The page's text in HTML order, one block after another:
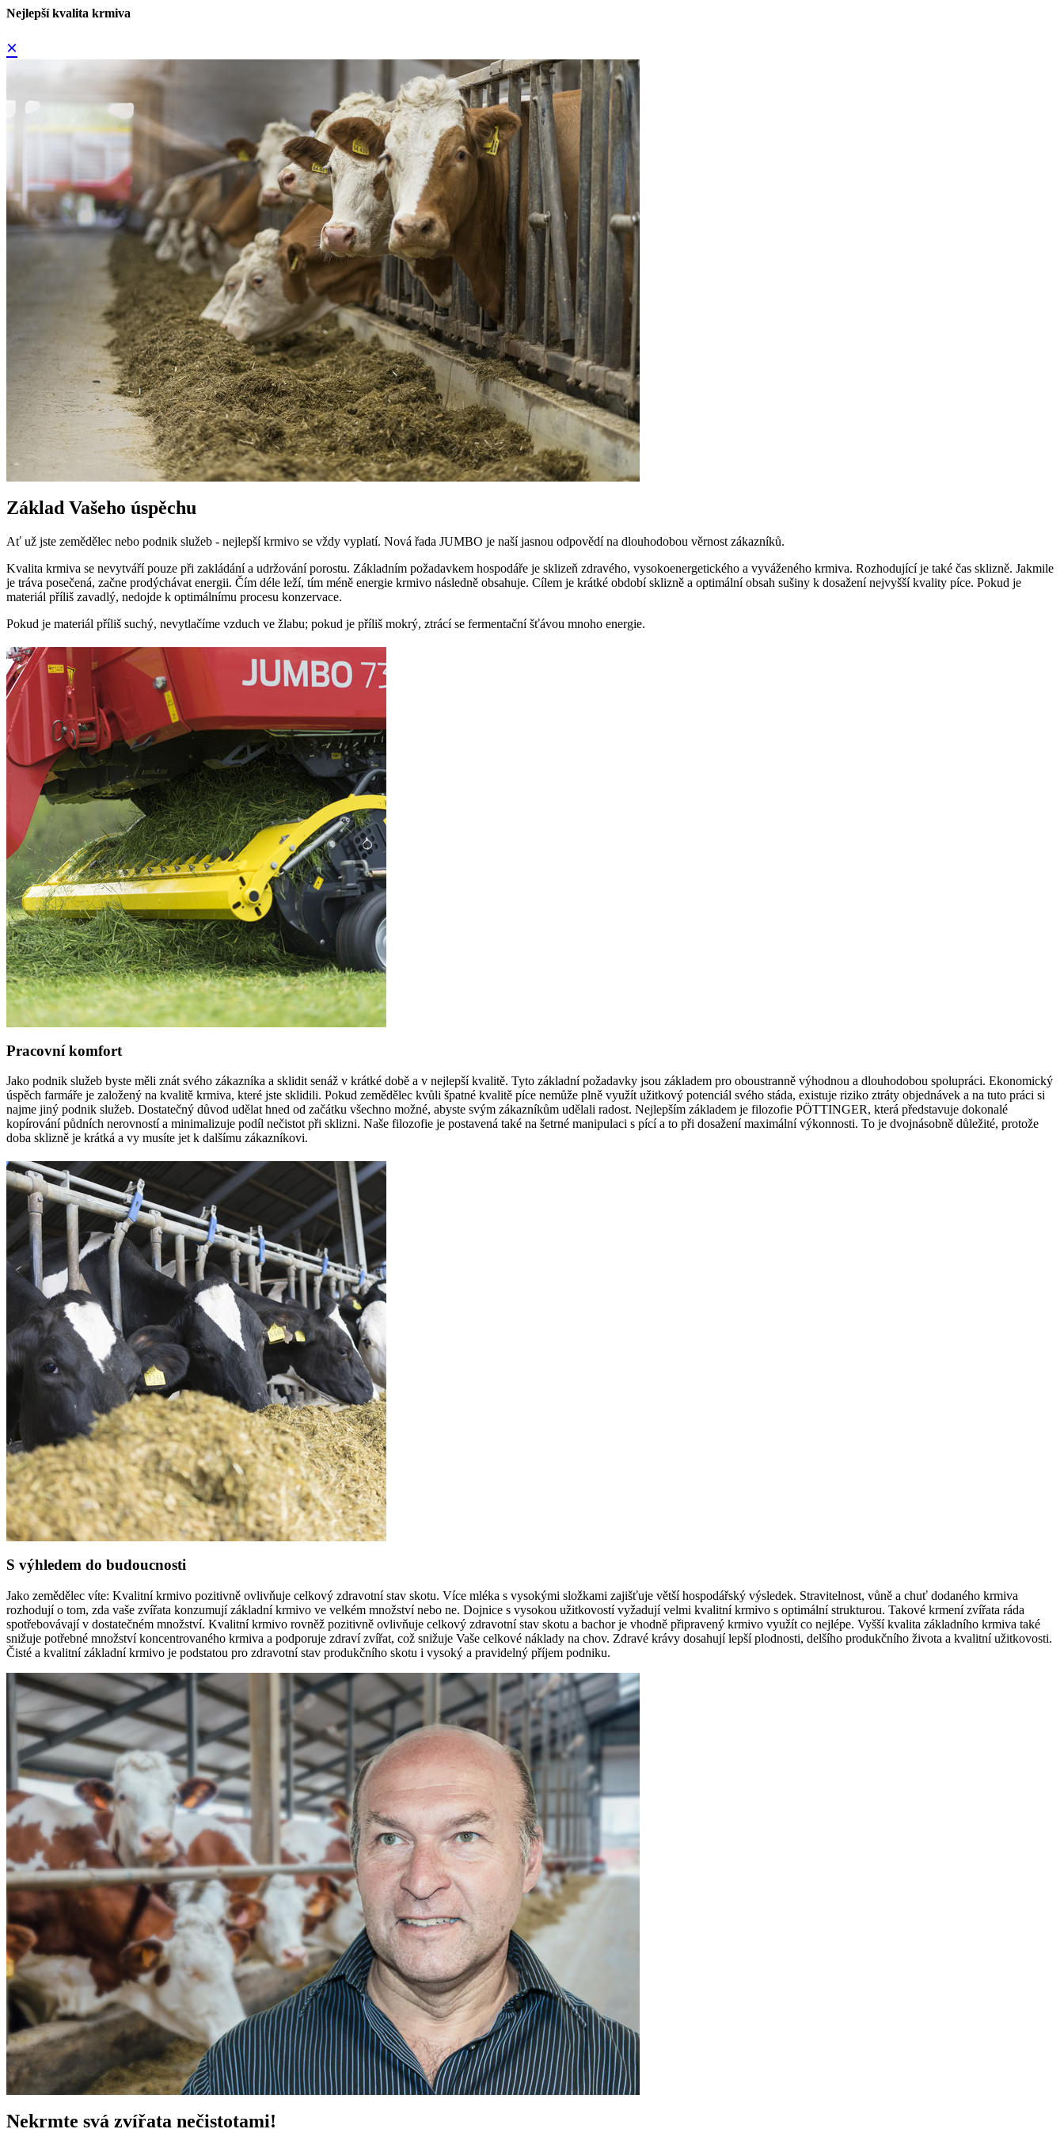
Nejlepší kvalita krmiva
×
Základ Vašeho úspěchu
Ať už jste zemědělec nebo podnik služeb - nejlepší krmivo se vždy vyplatí. Nová řada JUMBO je naší jasnou odpovědí na dlouhodobou věrnost zákazníků.
Kvalita krmiva se nevytváří pouze při zakládání a udržování porostu. Základním požadavkem hospodáře je sklizeň zdravého, vysokoenergetického a vyváženého krmiva. Rozhodující je také čas sklizně. Jakmile
je tráva posečená, začne prodýchávat energii. Čím déle leží, tím méně energie krmivo následně obsahuje. Cílem je krátké období sklizně a optimální obsah sušiny k dosažení nejvyšší kvality píce. Pokud je
materiál příliš zavadlý, nedojde k optimálnímu procesu konzervace.
Pokud je materiál příliš suchý, nevytlačíme vzduch ve žlabu; pokud je příliš mokrý, ztrácí se fermentační šťávou mnoho energie.
Pracovní komfort
Jako podnik služeb byste měli znát svého zákazníka a sklidit senáž v krátké době a v nejlepší kvalitě. Tyto základní požadavky jsou základem pro oboustranně výhodnou a dlouhodobou spolupráci. Ekonomický
úspěch farmáře je založený na kvalitě krmiva, které jste sklidili. Pokud zemědělec kvůli špatné kvalitě píce nemůže plně využít užitkový potenciál svého stáda, existuje riziko ztráty objednávek a na tuto práci si
najme jiný podnik služeb. Dostatečný důvod udělat hned od začátku všechno možné, abyste svým zákazníkům udělali radost. Nejlepším základem je filozofie PÖTTINGER, která představuje dokonalé
kopírování půdních nerovností a minimalizuje podíl nečistot při sklizni. Naše filozofie je postavená také na šetrné manipulaci s pící a to při dosažení maximální výkonnosti. To je dvojnásobně důležité, protože
doba sklizně je krátká a vy musíte jet k dalšímu zákazníkovi.
S výhledem do budoucnosti
Jako zemědělec víte: Kvalitní krmivo pozitivně ovlivňuje celkový zdravotní stav skotu. Více mléka s vysokými složkami zajišťuje větší hospodářský výsledek. Stravitelnost, vůně a chuť dodaného krmiva
rozhodují o tom, zda vaše zvířata konzumují základní krmivo ve velkém množství nebo ne. Dojnice s vysokou užitkovostí vyžadují velmi kvalitní krmivo s optimální strukturou. Takové krmení zvířata ráda
spotřebovávají v dostatečném množství. Kvalitní krmivo rovněž pozitivně ovlivňuje celkový zdravotní stav skotu a bachor je vhodně připravený krmivo využít co nejlépe. Vyšší kvalita základního krmiva také
snižuje potřebné množství koncentrovaného krmiva a podporuje zdraví zvířat, což snižuje Vaše celkové náklady na chov. Zdravé krávy dosahují lepší plodnosti, delšího produkčního života a kvalitní užitkovosti.
Čisté a kvalitní základní krmivo je podstatou pro zdravotní stav produkčního skotu i vysoký a pravidelný příjem podniku.
Nekrmte svá zvířata nečistotami!